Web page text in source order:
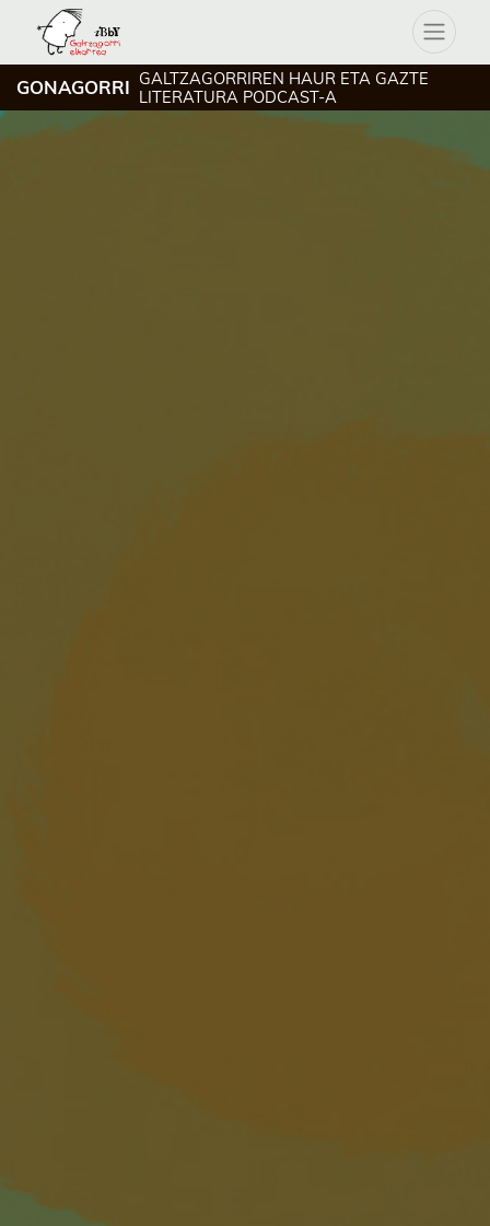
GONAGORRI GALTZAGORRIREN HAUR ETA GAZTE
LITERATURA PODCAST-A